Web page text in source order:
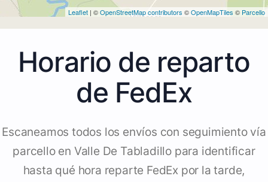
Leaflet | ©OpenStreetMap contributors ©OpenMapTiles © Parcello
Horario de reparto
de FedEx
Escaneamos todos los envíos con seguimiento vía
parcello en Valle De Tabladillo para identificar
hasta qué hora reparte FedEx por la tarde,